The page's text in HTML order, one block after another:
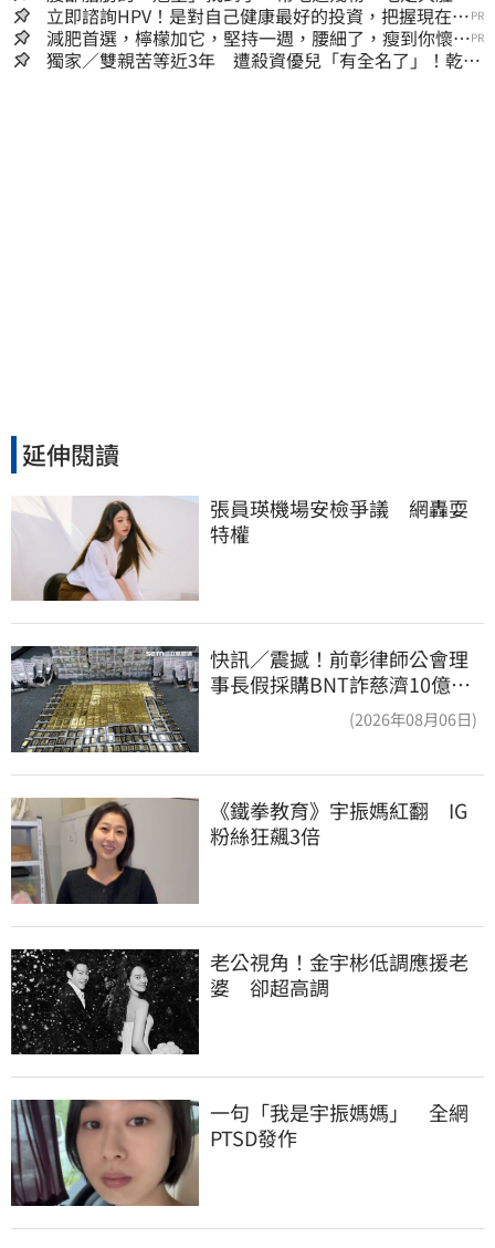
囊，瘦出小蠻腰
立即諮詢HPV！是對自己健康最好的投資，把握現在不
嫌晚！
PR
減肥首選，檸檬加它，堅持一週，腰細了，瘦到你懷疑
人生
PR
獨家／雙親苦等近3年 遭殺資優兒「有全名了」！乾妹
延伸閱讀
張員瑛機場安檢爭議　網轟耍
特權
快訊／震撼！前彰律師公會理
事長假採購BNT詐慈濟10億、
洗錢囤232kg黃金(2026年08月06日)
《鐵拳教育》宇振媽紅翻　IG
粉絲狂飆3倍
老公視角！金宇彬低調應援老
婆　卻超高調
一句「我是宇振媽媽」　全網
PTSD發作